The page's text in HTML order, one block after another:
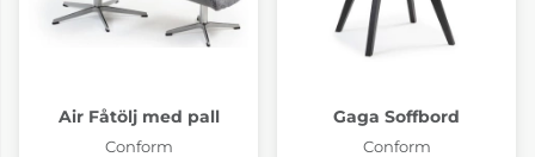
Air Fåtölj med pall
Conform
Gaga Soffbord
Conform